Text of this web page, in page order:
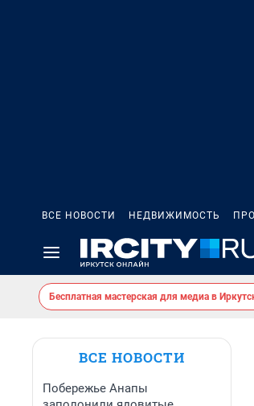
ВСЕ НОВОСТИ НЕДВИЖИМОСТЬ
Бесплатная мастерская для медиа в
ВСЕ НОВОСТИ
Побережье Анапы